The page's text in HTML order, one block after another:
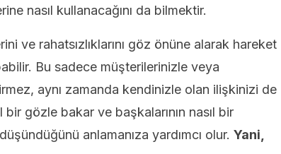
nasıl kullanacağını da bilmektir.
ve rahatsızlıklarını göz önüne alarak hareket
Bu sadece müşterilerinizle veya
aynı zamanda kendinizle olan ilişkinizi de
gözle bakar ve başkalarının nasıl bir
anlamanıza yardımcı olur. Yani,